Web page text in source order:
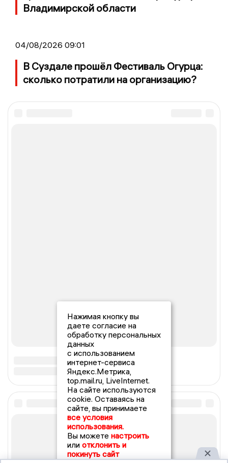
Владимирской области
04/08/2026 09:01
В Суздале прошёл Фестиваль Огурца:
сколько потратили на организацию?
Нажимая кнопку вы
даете согласие на
обработку персональных
данных
с использованием
интернет-сервиса
Яндекс.Метрика,
top.mail.ru, LiveInternet.
На сайте используются
cookie. Оставаясь на
сайте, вы принимаете
все условия
использования.
Вы можете настроить
или отклонить и
покинуть сайт